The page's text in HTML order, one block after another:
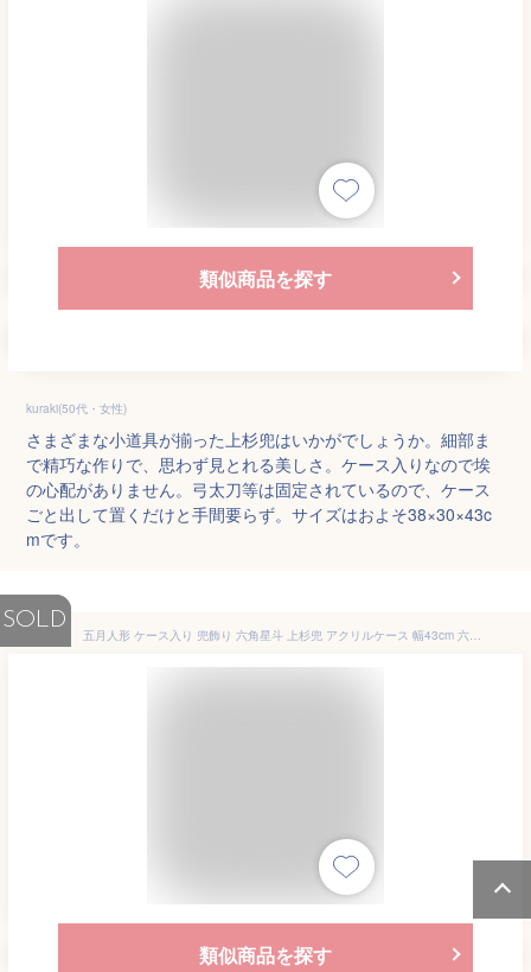
類似商品を探す
kuraki(50代・女性)
さまざまな小道具が揃った上杉兜はいかがでしょうか。細部ま
で精巧な作りで、思わず見とれる美しさ。ケース入りなので埃
の心配がありません。弓太刀等は固定されているので、ケース
ごと出して置くだけと手間要らず。サイズはおよそ38×30×43c
mです。
SOLD
五月人形 ケース入り 兜飾り 六角星斗 上杉兜 アクリルケース 幅43cm 六角黒銀ぼかし (fn-5-11) 戦国武将 五月人形ケース飾
類似商品を探す